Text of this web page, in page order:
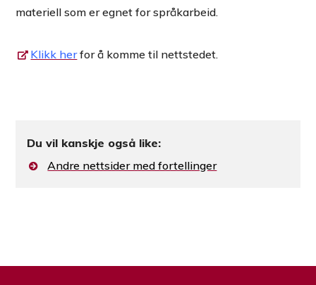
materiell som er egnet for språkarbeid.
Klikk her for å komme til nettstedet.
Du vil kanskje også like:
Andre nettsider med fortellinger